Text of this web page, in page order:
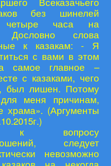
без шинелей
четыре часа на
Дословно слова
к казакам: - Я
с вами в этом
самое главное –
с казаками, чего
был лишен. Потому
меня причинам,
храма». (Аргументы
к вопросу
следует
невозможно